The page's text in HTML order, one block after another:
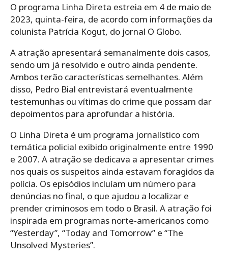
O programa Linha Direta estreia em 4 de maio de
2023, quinta-feira, de acordo com informações da
colunista Patrícia Kogut, do jornal O Globo.
A atração apresentará semanalmente dois casos,
sendo um já resolvido e outro ainda pendente.
Ambos terão características semelhantes. Além
disso, Pedro Bial entrevistará eventualmente
testemunhas ou vítimas do crime que possam dar
depoimentos para aprofundar a história.
O Linha Direta é um programa jornalístico com
temática policial exibido originalmente entre 1990
e 2007. A atração se dedicava a apresentar crimes
nos quais os suspeitos ainda estavam foragidos da
polícia. Os episódios incluíam um número para
denúncias no final, o que ajudou a localizar e
prender criminosos em todo o Brasil. A atração foi
inspirada em programas norte-americanos como
“Yesterday”, “Today and Tomorrow” e “The
Unsolved Mysteries”.